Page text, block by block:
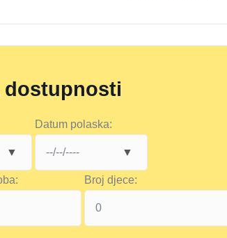
dostupnosti
Datum polaska:
Broj djece: